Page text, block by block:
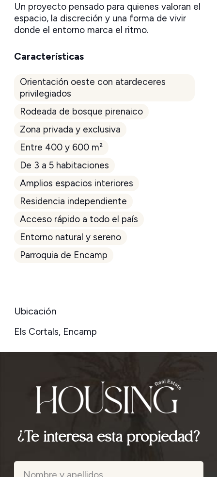
Un proyecto pensado para quienes valoran el
espacio, la discreción y una forma de vivir
donde el entorno marca el ritmo.
Características
Orientación oeste con atardeceres
privilegiados
Rodeada de bosque pirenaico
Zona privada y exclusiva
Entre 400 y 600 m²
De 3 a 5 habitaciones
Amplios espacios interiores
Residencia independiente
Acceso rápido a todo el país
Entorno natural y sereno
Parroquia de Encamp
Ubicación
Els Cortals, Encamp
¿Te interesa esta propiedad?